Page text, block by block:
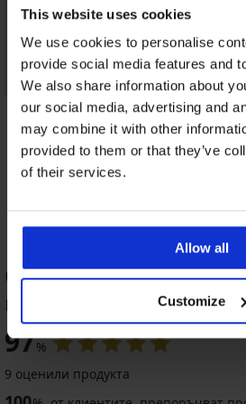
This website uses cookies
We use cookies to personalise
provide social media features and
We also share information about
our social media, advertising and
may combine it with other
provided to them or that they’ve
of their services.
Allow all
Customize
4,8
-20% BRA20
Сутиен Rachel I подплатен
35,99 €(70,39 лв.)
28,79 €(56,31 лв.)
BRA20
% BRA20
-20 % BRA20
-20 % BRA20
Разпродажба -70%
-20 % BRA20
-20 % BRA20
LIMITED Разпродажба -70%
Сутиен
за
-20 % BRA20
-20 % BRA20
LIMITED -29%
ОЦЕНКА НА ПРОДУКТ
кърмачки MamaBra
97%
9 оценили продукта